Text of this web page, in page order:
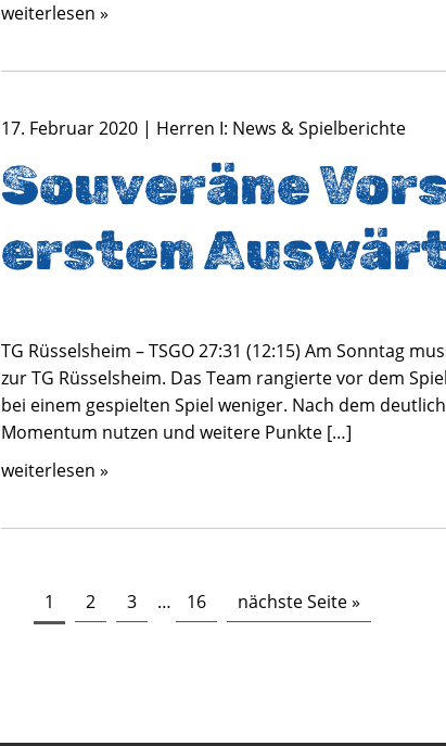
weiterlesen »
17. Februar 2020 | Herren I: News & Spielberichte
Souveräne
ersten
TG Rüsselsheim – TSGO 27:31 (12:15) Am Sonntag
zur TG Rüsselsheim. Das Team rangierte vor dem
bei einem gespielten Spiel weniger. Nach dem
Momentum nutzen und weitere Punkte […]
weiterlesen »
1 2 3 … 16 nächste Seite »